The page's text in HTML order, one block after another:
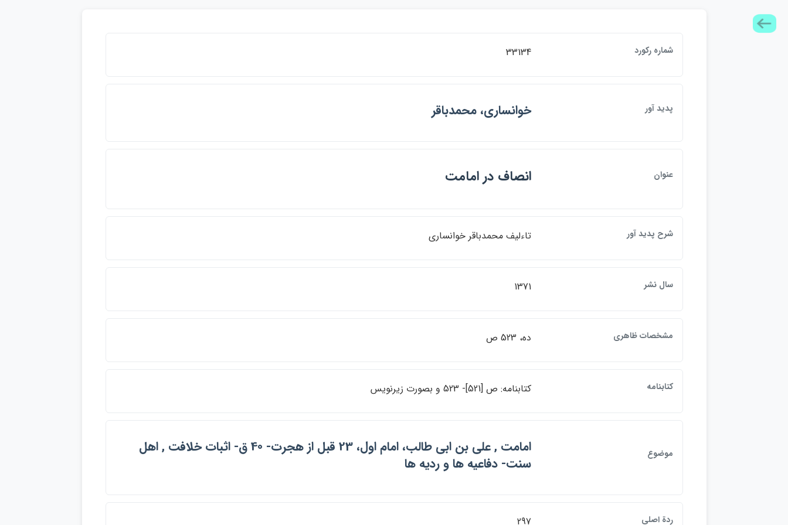
شماره ركورد 33134
پديد آور خوانساري، محمدباقر
عنوان انصاف در امامت
شرح پديد آور تاءليف محمدباقر خوانساري
سال نشر 1371
مشخصات ظاهري ده، 523 ص
كتابنامه كتابنامه: ص [521]- 523 و بصورت زيرنويس
موضوع
امامت , علي بن ابي طالب، امام اول، 23 قبل از هجرت- 40 ق- اثبات خلافت , اهل
سنت- دفاعيه ها و رديه ها
ردة اصلي 297